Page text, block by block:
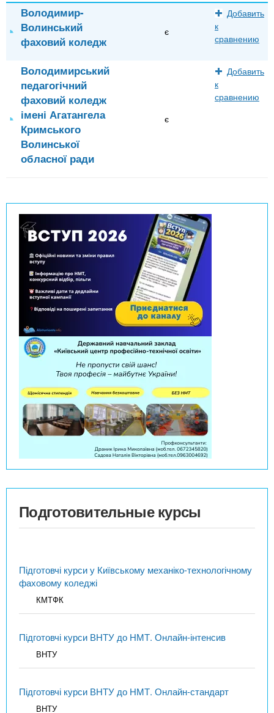
Володимир-
Волинський
фаховий коледж
є
Добавить
к
сравнению
Володимирський
педагогічний
фаховий коледж
імені Агатангела
Кримського
Волинської
обласної ради
є
Добавить
к
сравнению
Подготовительные курсы
Підготовчі курси у Київському механіко-технологічному
фаховому коледжі
КМТФК
Підготовчі курси ВНТУ до НМТ. Онлайн-інтенсив
ВНТУ
Підготовчі курси ВНТУ до НМТ. Онлайн-стандарт
ВНТУ